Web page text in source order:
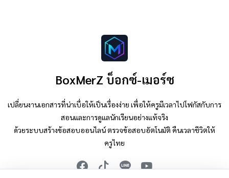
BoxMerZ บ็อกซ์-เมอร์ซ
เปลี่ยนงานเอกสารที่น่าเบื่อให้เป็นเรื่องง่าย เพื่อให้ครูมีเวลาไปโฟกัสกับการ
สอนและการดูแลนักเรียนอย่างแท้จริง
ด้วยระบบสร้างข้อสอบออนไลน์ ตรวจข้อสอบอัตโนมัติ คืนเวลาชีวิตให้
ครูไทย